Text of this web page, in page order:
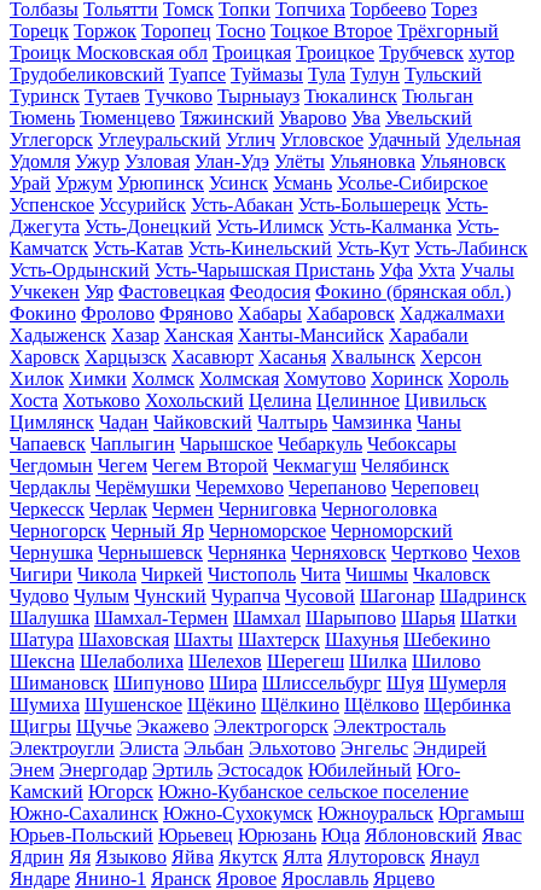
Толбазы Тольятти Томск Топки Топчиха Торбеево Торез
Торецк Торжок Торопец Тосно Тоцкое Второе Трёхгорный
Троицк Московская обл Троицкая Троицкое Трубчевск хутор
Трудобеликовский Туапсе Туймазы Тула Тулун Тульский
Туринск Тутаев Тучково Тырныауз Тюкалинск Тюльган
Тюмень Тюменцево Тяжинский Уварово Ува Увельский
Углегорск Углеуральский Углич Угловское Удачный Удельная
Удомля Ужур Узловая Улан-Удэ Улёты Ульяновка Ульяновск
Урай Уржум Урюпинск Усинск Усмань Усолье-Сибирское
Успенское Уссурийск Усть-Абакан Усть-Большерецк Усть-
Джегута Усть-Донецкий Усть-Илимск Усть-Калманка Усть-
Камчатск Усть-Катав Усть-Кинельский Усть-Кут Усть-Лабинск
Усть-Ордынский Усть-Чарышская Пристань Уфа Ухта Учалы
Учкекен Уяр Фастовецкая Феодосия Фокино (брянская обл.)
Фокино Фролово Фряново Хабары Хабаровск Хаджалмахи
Хадыженск Хазар Ханская Ханты-Мансийск Харабали
Харовск Харцызск Хасавюрт Хасанья Хвалынск Херсон
Хилок Химки Холмск Холмская Хомутово Хоринск Хороль
Хоста Хотьково Хохольский Целина Целинное Цивильск
Цимлянск Чадан Чайковский Чалтырь Чамзинка Чаны
Чапаевск Чаплыгин Чарышское Чебаркуль Чебоксары
Чегдомын Чегем Чегем Второй Чекмагуш Челябинск
Чердаклы Черёмушки Черемхово Черепаново Череповец
Черкесск Черлак Чермен Черниговка Черноголовка
Черногорск Черный Яр Черноморское Черноморский
Чернушка Чернышевск Чернянка Черняховск Чертково Чехов
Чигири Чикола Чиркей Чистополь Чита Чишмы Чкаловск
Чудово Чулым Чунский Чурапча Чусовой Шагонар Шадринск
Шалушка Шамхал-Термен Шамхал Шарыпово Шарья Шатки
Шатура Шаховская Шахты Шахтерск Шахунья Шебекино
Шексна Шелаболиха Шелехов Шерегеш Шилка Шилово
Шимановск Шипуново Шира Шлиссельбург Шуя Шумерля
Шумиха Шушенское Щёкино Щёлкино Щёлково Щербинка
Щигры Щучье Экажево Электрогорск Электросталь
Электроугли Элиста Эльбан Эльхотово Энгельс Эндирей
Энем Энергодар Эртиль Эстосадок Юбилейный Юго-
Камский Югорск Южно-Кубанское сельское поселение
Южно-Сахалинск Южно-Сухокумск Южноуральск Юргамыш
Юрьев-Польский Юрьевец Юрюзань Юца Яблоновский Явас
Ядрин Яя Языково Яйва Якутск Ялта Ялуторовск Янаул
Яндаре Янино-1 Яранск Яровое Ярославль Ярцево